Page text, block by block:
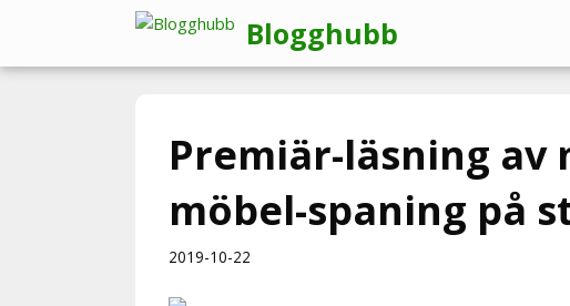
innehåll
Blogghubb
Premiär-läsning av
möbel-spaning på
2019-10-22